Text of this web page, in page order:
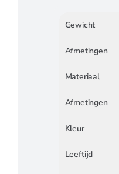
Gewicht
Afmetingen
Materiaal
Afmetingen
Kleur
Leeftijd